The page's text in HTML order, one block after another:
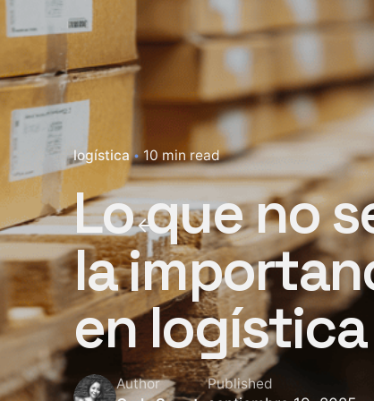
logística 10 min read
Lo que no
la
en logística
Author Published